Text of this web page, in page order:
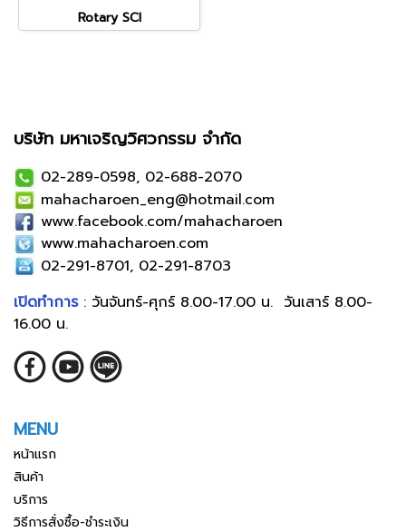
Rotary SCI
บริษัท มหาเจริญวิศวกรรม จำกัด
02-289-0598, 02-688-2070
mahacharoen_eng@hotmail.com
www.facebook.com/mahacharoen
www.mahacharoen.com
02-291-8701, 02-291-8703
เปิดทำการ: วันจันทร์-ศุกร์ 8.00-17.00 น. วันเสาร์ 8.00-
16.00 น.
MENU
หน้าแรก
สินค้า
บริการ
วิธีการสั่งซื้อ-ชำระเงิน